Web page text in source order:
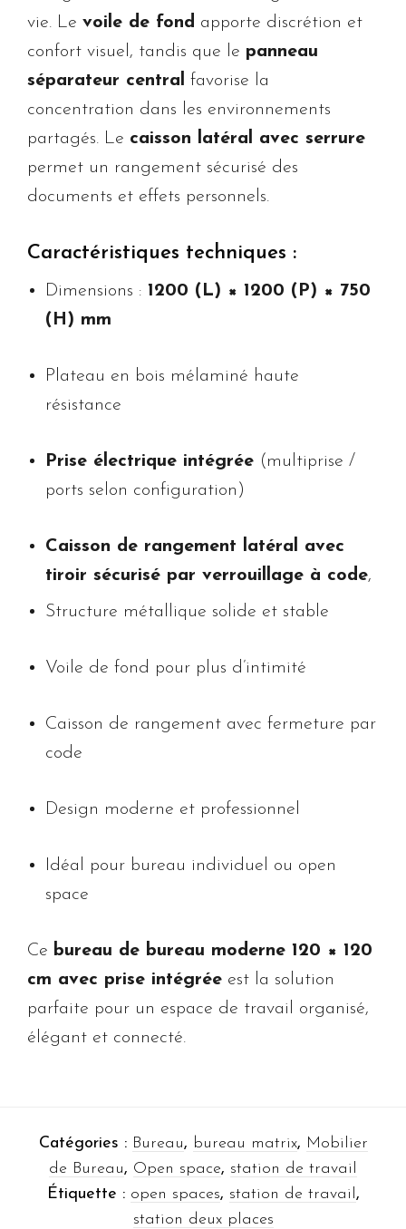
vie. Le voile de fond apporte discrétion et
confort visuel, tandis que le panneau
séparateur central favorise la
concentration dans les environnements
partagés. Le caisson latéral avec serrure
permet un rangement sécurisé des
documents et effets personnels.
Caractéristiques techniques :
Dimensions : 1200 (L) × 1200 (P) × 750
(H) mm
Plateau en bois mélaminé haute
résistance
Prise électrique intégrée (multiprise /
ports selon configuration)
Caisson de rangement latéral avec
tiroir sécurisé par verrouillage à code,
Structure métallique solide et stable
Voile de fond pour plus d’intimité
Caisson de rangement avec fermeture par
code
Design moderne et professionnel
Idéal pour bureau individuel ou open
space
Ce bureau de bureau moderne 120 × 120
cm avec prise intégrée est la solution
parfaite pour un espace de travail organisé,
élégant et connecté.
Catégories : Bureau, bureau matrix, Mobilier
de Bureau, Open space, station de travail
Étiquette : open spaces, station de travail ,
station deux places